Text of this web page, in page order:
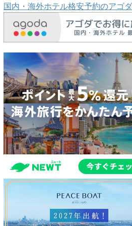
国内・海外ホテル格安予約のアゴダ